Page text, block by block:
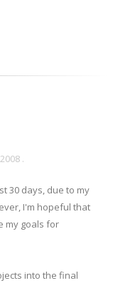
.
30 days, due to my
I'm hopeful that
my goals for
into the final